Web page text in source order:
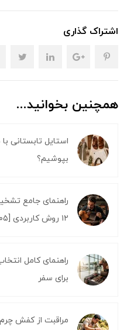
اشتراک گذاری
همچنین بخوانید...
استایل تابستانی
بپوشیم؟
راهنمای جامع
۱۲ روش کاربردی [۱۴۰۵]
راهنمای کامل
برای سفر
مراقبت از کفش چرم